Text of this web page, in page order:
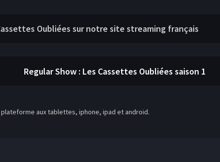
Oubliées sur notre site streaming français
Regular Show : Les Cassettes Oubliées saison 1
aux tablettes, iphone, ipad et android.